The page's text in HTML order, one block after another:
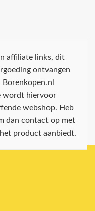
affiliate links, dit
ontvangen
wordt hiervoor
webshop. Heb
dan contact op met
product aanbiedt.